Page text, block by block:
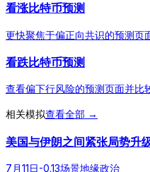
看涨比特币预测
更快聚焦于偏正向共识的预测页
看跌比特币预测
查看偏下行风险的预测页面并比
相关模拟查看全部 →
美国与伊朗之间紧张局势升
7月11日-0.13场景地缘政治